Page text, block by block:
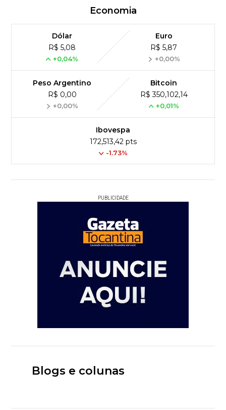
Economia
Dólar
R$ 5,08
+0,04%
Euro
R$ 5,87
+0,00%
Peso Argentino
R$ 0,00
+0,00%
Bitcoin
R$ 350,102,14
+0,01%
Ibovespa
172,513,42 pts
-1.73%
PUBLICIDADE
Blogs e colunas